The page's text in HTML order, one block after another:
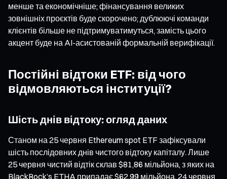
менше та економічніше; фінансування великих
зовнішніх проєктів буде скорочено; дублюючі команди
клієнтів більше не підтримуватимуться, замість цього
акцент буде на AI-асистованій формальній верифікації.
Постійні відтоки ETF: від чого
відмовляються інституції?
Шість днів відтоку: огляд даних
Станом на 25 червня Ethereum spot ETF зафіксували
шість послідовних днів чистого відтоку капіталу. Лише
25 червня чистий відтік склав $81,86 мільйона, з яких на
BlackRock’s ETHA припадає $62,99 мільйона. 24 червня